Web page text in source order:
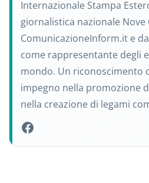
Internazionale Stampa
giornalistica nazionale Nove
ComunicazioneInform.it e
come rappresentante degli
mondo. Un riconoscimento
impegno nella promozione
nella creazione di legami